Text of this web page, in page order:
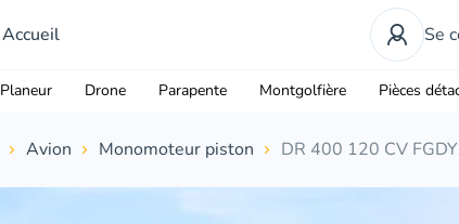
Accueil Se
Planeur Drone Parapente Montgolfière Pièces
Avion Monomoteur piston DR 400 120 CV